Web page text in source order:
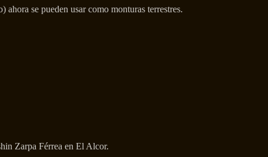
se pueden usar como monturas terrestres.
Zarpa Férrea en El Alcor.